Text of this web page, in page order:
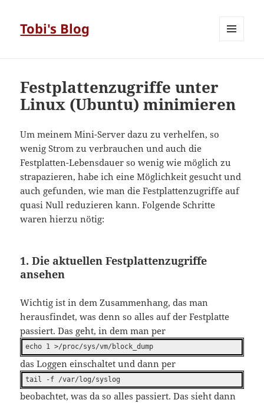
Tobi's Blog
Festplattenzugriffe unter
Linux (Ubuntu) minimieren
Um meinem Mini-Server dazu zu verhelfen, so
wenig Strom zu verbrauchen und auch die
Festplatten-Lebensdauer so wenig wie möglich zu
strapazieren, habe ich eine Möglichkeit gesucht und
auch gefunden, wie man die Festplattenzugriffe auf
quasi Null reduzieren kann. Folgende Schritte
waren hierzu nötig:
1. Die aktuellen Festplattenzugriffe
ansehen
Wichtig ist in dem Zusammenhang, das man
herausfindet, was denn so alles auf der Festplatte
passiert. Das geht, in dem man per
echo 1 >/proc/sys/vm/block_dump
das Loggen einschaltet und dann per
tail -f /var/log/syslog
beobachtet, was da so alles passiert. Das sieht dann